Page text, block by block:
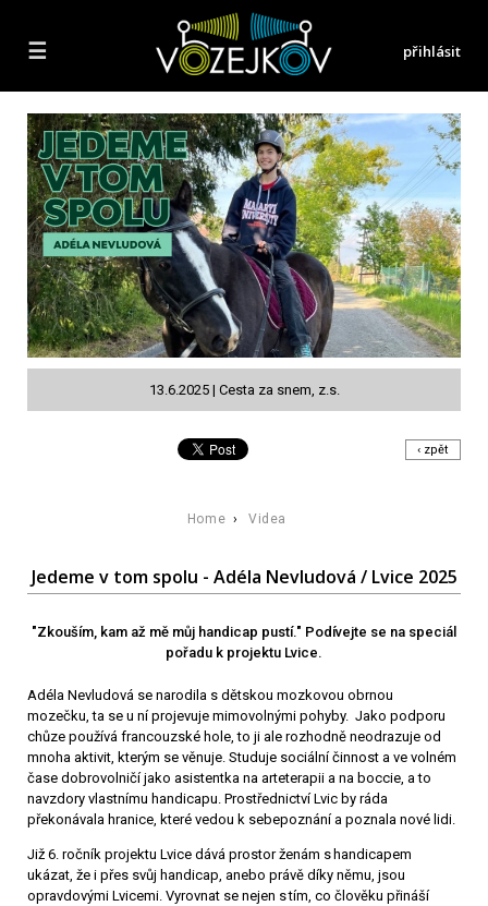
☰ přihlásit
13.6.2025 | Cesta za snem, z.s.
‹ zpět
Home › Videa
Jedeme v tom spolu - Adéla Nevludová / Lvice 2025
"Zkouším, kam až mě můj handicap pustí." Podívejte se na speciál
pořadu k projektu Lvice.
Adéla Nevludová se narodila s dětskou mozkovou obrnou
mozečku, ta se u ní projevuje mimovolnými pohyby. Jako podporu
chůze používá francouzské hole, to ji ale rozhodně neodrazuje od
mnoha aktivit, kterým se věnuje. Studuje sociální činnost a ve volném
čase dobrovolničí jako asistentka na arteterapii a na boccie, a to
navzdory vlastnímu handicapu. Prostřednictví Lvic by ráda
překonávala hranice, které vedou k sebepoznání a poznala nové lidi.
Již 6. ročník projektu Lvice dává prostor ženám s handicapem
ukázat, že i přes svůj handicap, anebo právě díky němu, jsou
opravdovými Lvicemi. Vyrovnat se nejen s tím, co člověku přináší